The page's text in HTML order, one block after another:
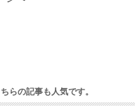
らの記事も人気です。